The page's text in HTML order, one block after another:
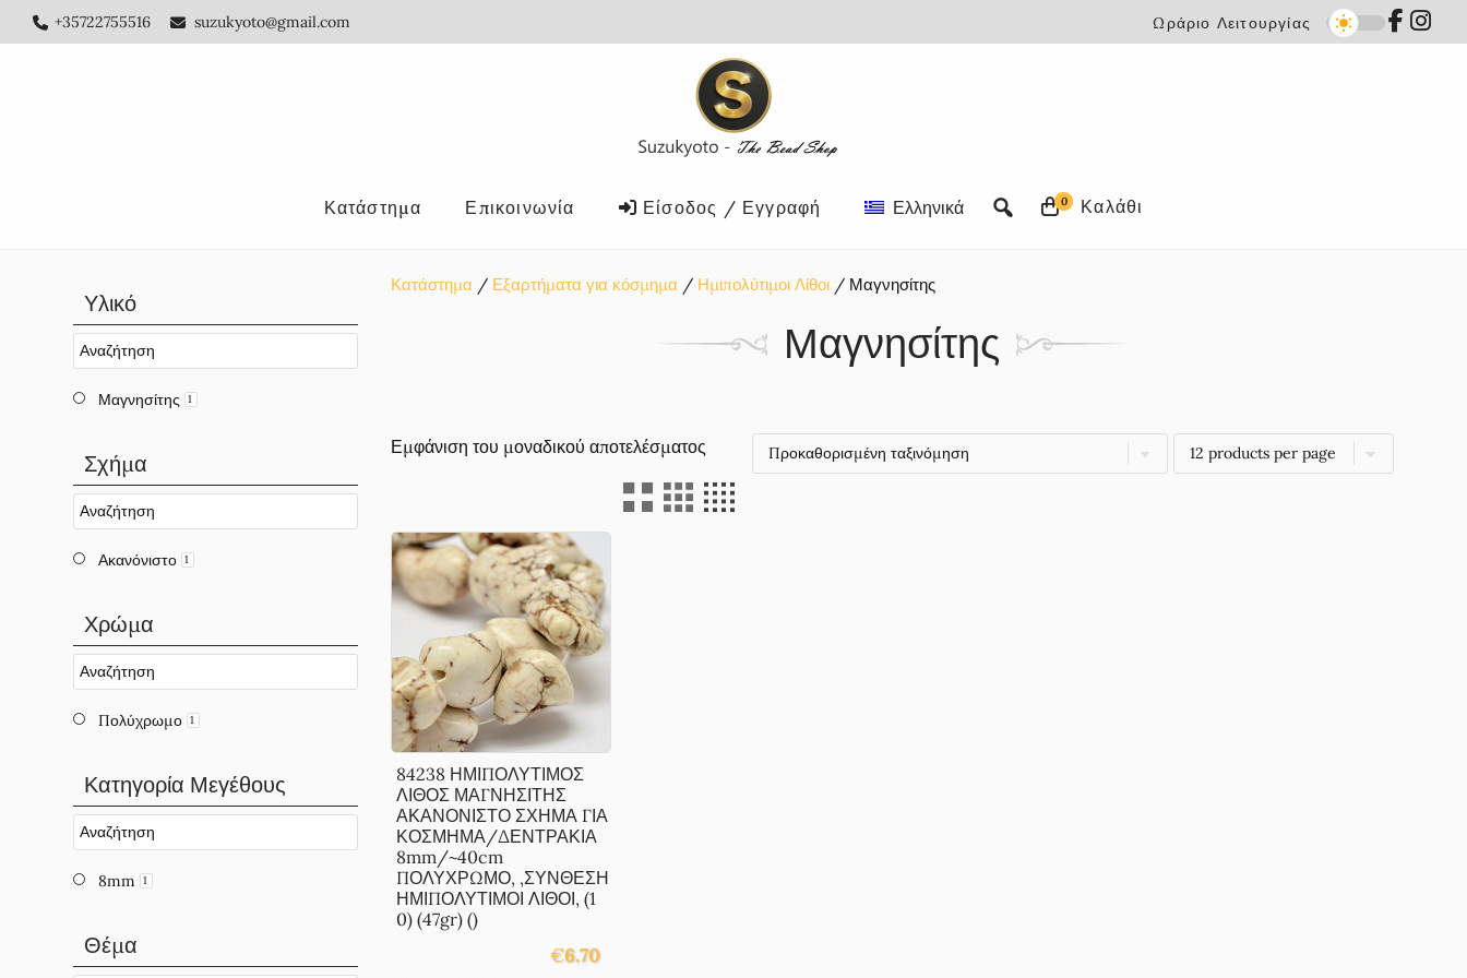
Skip
to
Skip
to
Skip
to
+35722755516 suzukyoto@gmail.com Ωράριο Λειτουργίας
Κατάστημα Επικοινωνία Είσοδος / Εγγραφή 0
Ελληνικά
Κατάστημα Εξαρτήματα για κόσμημα Ημιπολύτιμοι Λίθοι Μαγνησίτης
Μαγνησίτης
Εμφάνιση του μοναδικού αποτελέσματος
84238 ΗΜΙΠΟΛΥΤΙΜΟΣ
ΛΙΘΟΣ ΜΑΓΝΗΣΙΤΗΣ
ΑΚΑΝΟΝΙΣΤΟ ΣΧΗΜΑ ΓΙΑ
ΚΟΣΜΗΜΑ/ΔΕΝΤΡΑΚΙΑ
8mm/~40cm
ΠΟΛΥΧΡΩΜΟ, ,ΣΥΝΘΕΣΗ
ΗΜΙΠΟΛΥΤΙΜΟΙ ΛΙΘΟΙ, (1
0) (47gr) ()
€6.70
Αρχική
Πλευρική
Στήλη
Υλικό
Μαγνησίτης 1
Σχήμα
Ακανόνιστο 1
Χρώμα
Πολύχρωμο 1
Κατηγορία Μεγέθους
8mm 1
Θέμα